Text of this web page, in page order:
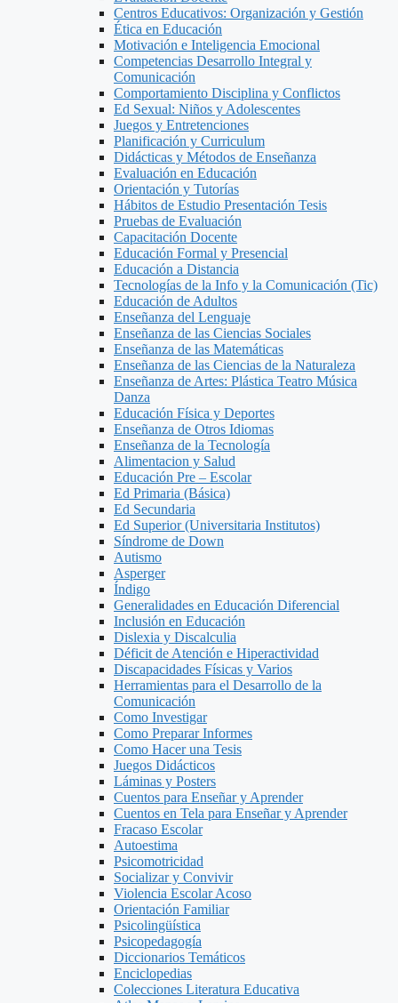
Centros Educativos: Organización y Gestión
Ética en Educación
Motivación e Inteligencia Emocional
Competencias Desarrollo Integral y
Comunicación
Comportamiento Disciplina y Conflictos
Ed Sexual: Niños y Adolescentes
Juegos y Entretenciones
Planificación y Curriculum
Didácticas y Métodos de Enseñanza
Evaluación en Educación
Orientación y Tutorías
Hábitos de Estudio Presentación Tesis
Pruebas de Evaluación
Capacitación Docente
Educación Formal y Presencial
Educación a Distancia
Tecnologías de la Info y la Comunicación (Tic)
Educación de Adultos
Enseñanza del Lenguaje
Enseñanza de las Ciencias Sociales
Enseñanza de las Matemáticas
Enseñanza de las Ciencias de la Naturaleza
Enseñanza de Artes: Plástica Teatro Música
Danza
Educación Física y Deportes
Enseñanza de Otros Idiomas
Enseñanza de la Tecnología
Alimentacion y Salud
Educación Pre – Escolar
Ed Primaria (Básica)
Ed Secundaria
Ed Superior (Universitaria Institutos)
Síndrome de Down
Autismo
Asperger
Índigo
Generalidades en Educación Diferencial
Inclusión en Educación
Dislexia y Discalculia
Déficit de Atención e Hiperactividad
Discapacidades Físicas y Varios
Herramientas para el Desarrollo de la
Comunicación
Como Investigar
Como Preparar Informes
Como Hacer una Tesis
Juegos Didácticos
Láminas y Posters
Cuentos para Enseñar y Aprender
Cuentos en Tela para Enseñar y Aprender
Fracaso Escolar
Autoestima
Psicomotricidad
Socializar y Convivir
Violencia Escolar Acoso
Orientación Familiar
Psicolingüística
Psicopedagogía
Diccionarios Temáticos
Enciclopedias
Colecciones Literatura Educativa